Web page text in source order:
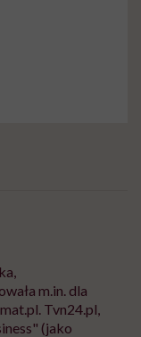
m.in. dla
Tvn24.pl,
(jako